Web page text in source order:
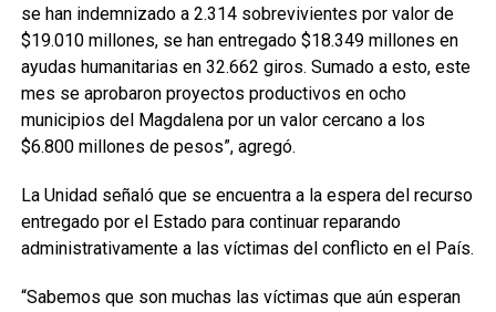
se han indemnizado a 2.314 sobrevivientes por valor de
$19.010 millones, se han entregado $18.349 millones en
ayudas humanitarias en 32.662 giros. Sumado a esto, este
mes se aprobaron proyectos productivos en ocho
municipios del Magdalena por un valor cercano a los
$6.800 millones de pesos”, agregó.
La Unidad señaló que se encuentra a la espera del recurso
entregado por el Estado para continuar reparando
administrativamente a las víctimas del conflicto en el País.
“Sabemos que son muchas las víctimas que aún esperan